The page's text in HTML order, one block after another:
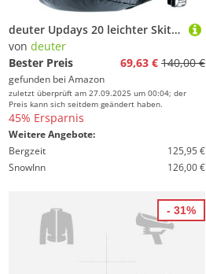
deuter Updays 20 leichter Skitouren Rucksack
von deuter
Bester Preis
69,63 € 140,00 €
gefunden bei Amazon
zuletzt überprüft am 27.09.2025 um 00:04; der
Preis kann sich seitdem geändert haben.
45% Ersparnis
Weitere Angebote:
Bergzeit
125,95 €
SnowInn
126,00 €
- 31%